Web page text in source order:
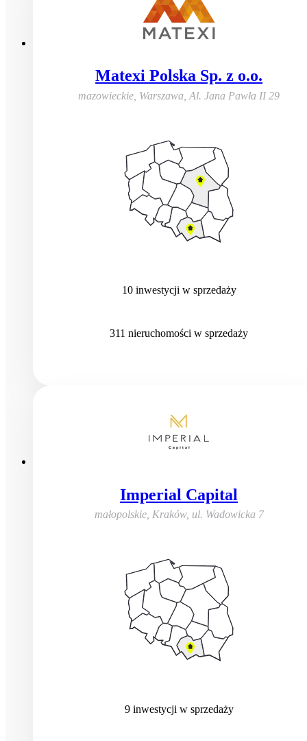
Matexi Polska Sp. z o.o.
mazowieckie, Warszawa ,Al. Jana Pawła II 29
10 inwestycjiw sprzedaży
311 nieruchomości w sprzedaży
Imperial Capital
małopolskie, Kraków, ul. Wadowicka 7
9 inwestycji w sprzedaży